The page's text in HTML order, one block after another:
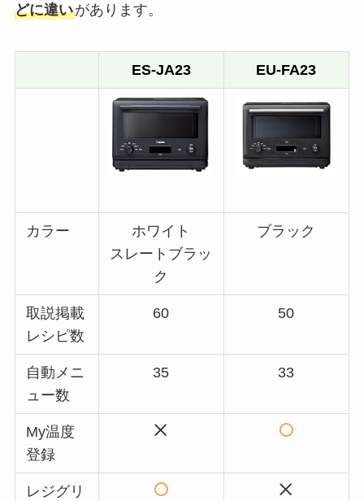
どに違いがあります。
ES-JA23 EU-FA23
カラー
ホワイト
スレートブラッ
ク
ブラック
取説掲載
レシピ数
60 50
自動メニ
ュー数
35 33
My温度
登録
レジグリ